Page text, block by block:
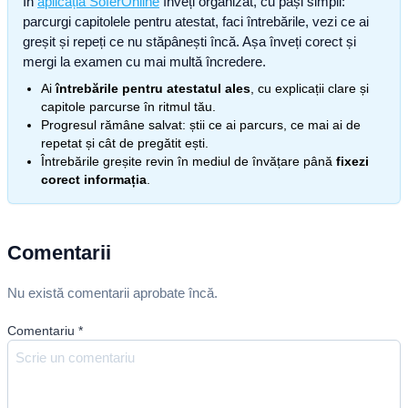
parcurgi capitolele pentru atestat, faci întrebările, vezi ce ai
greșit și repeți ce nu stăpânești încă. Așa înveți corect și
mergi la examen cu mai multă încredere.
Aiîntrebările pentru atestatul ales , cu explicații clare și
capitole parcurse în ritmul tău.
Progresul rămâne salvat: știi ce ai parcurs, ce mai ai de
repetat și cât de pregătit ești.
Întrebările greșite revin în mediul de învățare până fixezi
corect informația
Comentarii
Nu există comentarii aprobate încă.
Comentariu *